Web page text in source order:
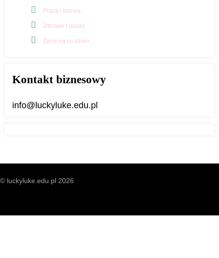
Praca i biznes
Zdrowie i uroda
Życie na co dzień
Kontakt biznesowy
info@luckyluke.edu.pl
© luckyluke.edu.pl 2026